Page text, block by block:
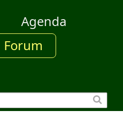
Agenda
Forum